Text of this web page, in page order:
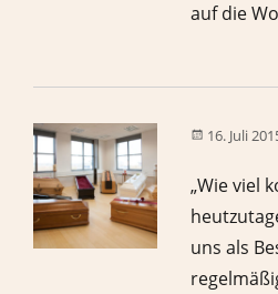
auf die
16. Juli
„Wie viel
uns als